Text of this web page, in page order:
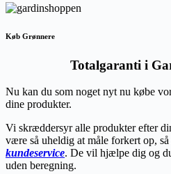
Køb Grønnere
Totalgaranti i
Nu kan du som noget nyt nu købe
dine produkter.
Vi skræddersyr alle produkter efter
være så uheldig at måle forkert op,
kundeservice. De vil hjælpe dig og
uden beregning.